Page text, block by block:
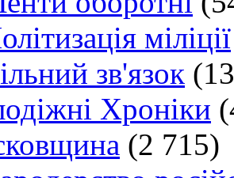
міліції
зв'язок
Хроніки
(2 715)